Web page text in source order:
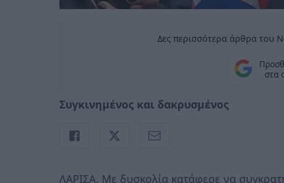
Δες περισσότερα άρθρα του
στα
Συγκινημένος και δακρυσμένος
ΛΑΡΙΣΑ. Με δυσκολία κατάφερε να